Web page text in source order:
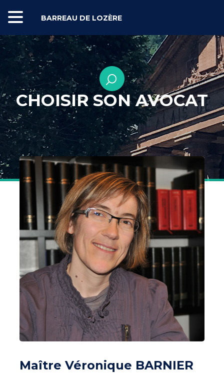
CHOISIR SON AVOCAT
Maître Véronique BARNIER
BARREAU DE LOZÈRE